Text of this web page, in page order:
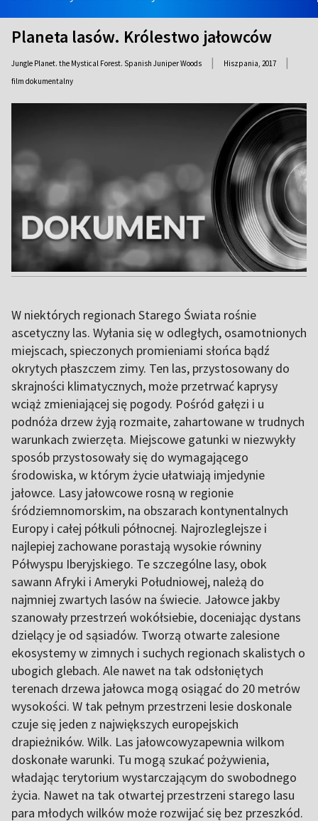
Planeta lasów. Królestwo jałowców
Jungle Planet. the Mystical Forest. Spanish Juniper Woods | Hiszpania, 2017 |
film dokumentalny
W niektórych regionach Starego Świata rośnie
ascetyczny las. Wyłania się w odległych, osamotnionych
miejscach, spieczonych promieniami słońca bądź
okrytych płaszczem zimy. Ten las, przystosowany do
skrajności klimatycznych, może przetrwać kaprysy
wciąż zmieniającej się pogody. Pośród gałęzi i u
podnóża drzew żyją rozmaite, zahartowane w trudnych
warunkach zwierzęta. Miejscowe gatunki w niezwykły
sposób przystosowały się do wymagającego
środowiska, w którym życie ułatwiają imjedynie
jałowce. Lasy jałowcowe rosną w regionie
śródziemnomorskim, na obszarach kontynentalnych
Europy i całej półkuli północnej. Najrozleglejsze i
najlepiej zachowane porastają wysokie równiny
Półwyspu Iberyjskiego. Te szczególne lasy, obok
sawann Afryki i Ameryki Południowej, należą do
najmniej zwartych lasów na świecie. Jałowce jakby
szanowały przestrzeń wokółsiebie, doceniając dystans
dzielący je od sąsiadów. Tworzą otwarte zalesione
ekosystemy w zimnych i suchych regionach skalistych o
ubogich glebach. Ale nawet na tak odsłoniętych
terenach drzewa jałowca mogą osiągać do 20 metrów
wysokości. W tak pełnym przestrzeni lesie doskonale
czuje się jeden z największych europejskich
drapieżników. Wilk. Las jałowcowyzapewnia wilkom
doskonałe warunki. Tu mogą szukać pożywienia,
władając terytorium wystarczającym do swobodnego
życia. Nawet na tak otwartej przestrzeni starego lasu
para młodych wilków może rozwijać się bez przeszkód.